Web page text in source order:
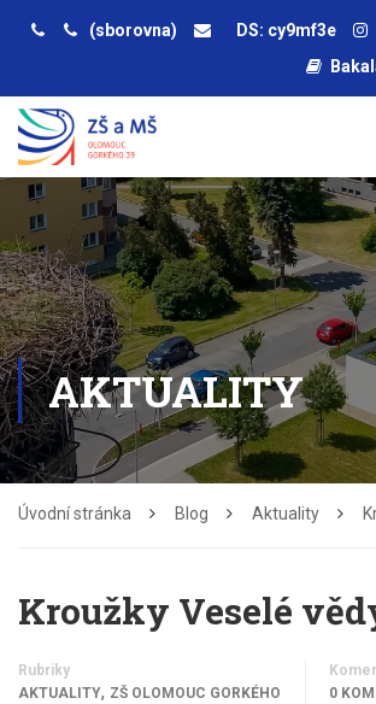
(sborovna)
DS: cy9mf3e
AKTUALITY
Úvodní stránka Blog Aktuality
Kroužky Veselé
Rubriky
AKTUALITY, ZŠ OLOMOUC GORKÉHO
0